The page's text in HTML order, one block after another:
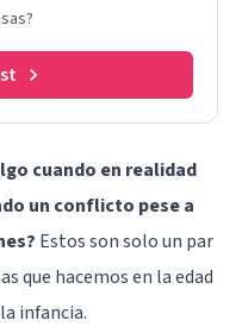
cuando en realidad
un conflicto pese a
Estos son solo un par
que hacemos en la edad
infancia.